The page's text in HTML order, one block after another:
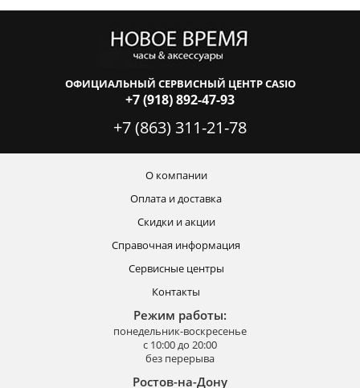
ОФИЦИАЛЬНЫЙ СЕРВИСНЫЙ ЦЕНТР CASIO
+7 (918) 892-47-93
+7 (863) 311-21-78
О компании
Оплата и доставка
Скидки и акции
Справочная информация
Сервисные центры
Контакты
Режим работы:
понедельник-воскресенье
с 10:00 до 20:00
без перерыва
Ростов-на-Дону